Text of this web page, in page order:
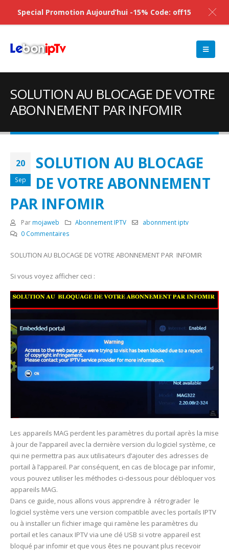
SOLUTION AU BLOCAGE DE VOTRE
ABONNEMENT PAR INFOMIR
20
Sep
SOLUTION AU BLOCAGE
DE VOTRE ABONNEMENT
PAR INFOMIR
Par mojaweb Abonnement IPTV
abonnment iptv
0 Commentaires
SOLUTION AU BLOCAGE DE VOTRE ABONNEMENT PAR INFOMIR
Si vous voyez afficher ceci :
Les appareils MAG perdent les paramètres du portail après la mise
à jour de l’appareil avec la dernière version du logiciel système, ce
qui ne permettra pas aux utilisateurs d’ajouter des adresses de
portail à l’appareil. Par conséquent, en cas de blocage par infomir,
vous pouvez utiliser les méthodes ci-dessous pour débloquer vos
appareils MAG.
Dans ce guide, nous allons vous apprendre à rétrograder le
logiciel système vers une version compatible avec les portails IPTV
ou à installer un fichier image qui ramène les paramètres du
portail et les canaux IPTV via une clé USB si votre appareil est
bloqué par infomir et que vous êtes ne pouvant plus recevoir
Special Promotion Aujourd’hui -15% Code: off15